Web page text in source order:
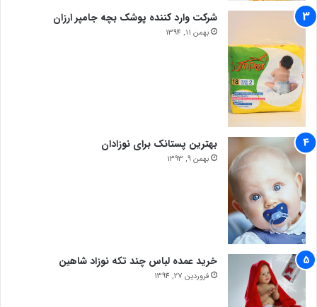
شرکت وارد کننده پوشک بچه جامپر ارزان
بهمن 11, 1394
بهترین پستانک برای نوزادان
بهمن 9, 1393
خرید عمده لباس چند تکه نوزاد شاهین
فروردین 27, 1394